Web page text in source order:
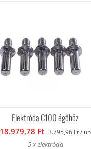
Elektróda C100 égőhöz
18.979,78 Ft 3.795,96 Ft / un
5 x elektróda